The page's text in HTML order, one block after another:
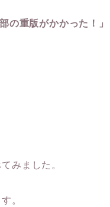
の重版がかかった！」
みました。
。